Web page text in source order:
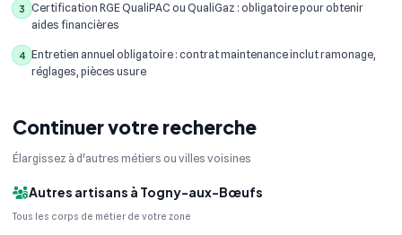
3
Certification RGE QualiPAC ou QualiGaz : obligatoire pour obtenir
aides financières
4 Entretien annuel obligatoire : contrat maintenance inclut ramonage,
réglages, pièces usure
Continuer votre recherche
Élargissez à d'autres métiers ou villes voisines
Autres artisans à Togny-aux-Bœufs
Tous les corps de métier de votre zone